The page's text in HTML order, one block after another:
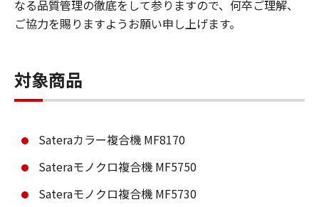
なる品質管理の徹底をして参りますので、何卒ご理解、
ご協力を賜りますようお願い申し上げます。
対象商品
Sateraカラー複合機 MF8170
Sateraモノクロ複合機 MF5750
Sateraモノクロ複合機 MF5730